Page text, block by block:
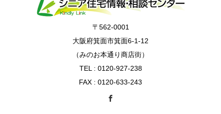
〒562-0001
大阪府箕面市箕面6-1-12
（みのお本通り商店街）
TEL : 0120-927-238
FAX : 0120-633-243